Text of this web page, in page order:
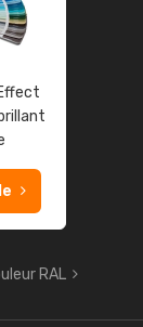
RAL